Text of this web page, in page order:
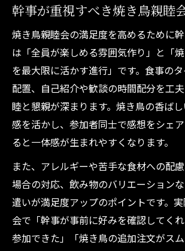
幹事が重視すべき焼き鳥親睦
焼き鳥親睦会の満足度を高めるために
は「全員が楽しめる雰囲気作り」と「
を最大限に活かす進行」です。食事の
配置、自己紹介や歓談の時間配分を工
睦と懇親が深まります。焼き鳥の香ば
感を活かし、参加者同士で感想をシェ
ると一体感が生まれやすくなります。
また、アレルギーや苦手な食材への配
場合の対応、飲み物のバリエーション
遣いが満足度アップのポイントです。
会で「幹事が事前に好みを確認してく
参加できた」「焼き鳥の追加注文がス